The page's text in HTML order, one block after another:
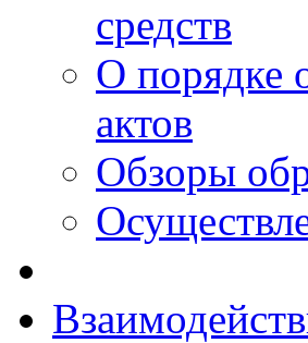
средств
О порядке
актов
Обзоры